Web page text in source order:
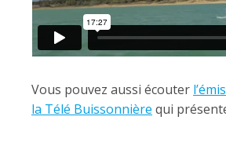
Vous pouvez aussi écouter
la Télé Buissonnière qui